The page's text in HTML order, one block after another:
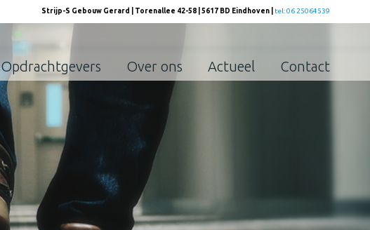
Strijp-S Gebouw Gerard | Torenallee 42-58 | 5617 BD Eindhoven | tel: 06 25064539
Opdrachtgevers Over ons Actueel Contact